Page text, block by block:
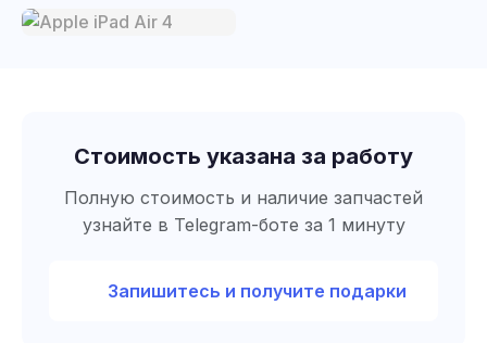
Стоимость указана за работу
Полную стоимость и наличие запчастей
узнайте в Telegram-боте за 1 минуту
Запишитесь и получите подарки